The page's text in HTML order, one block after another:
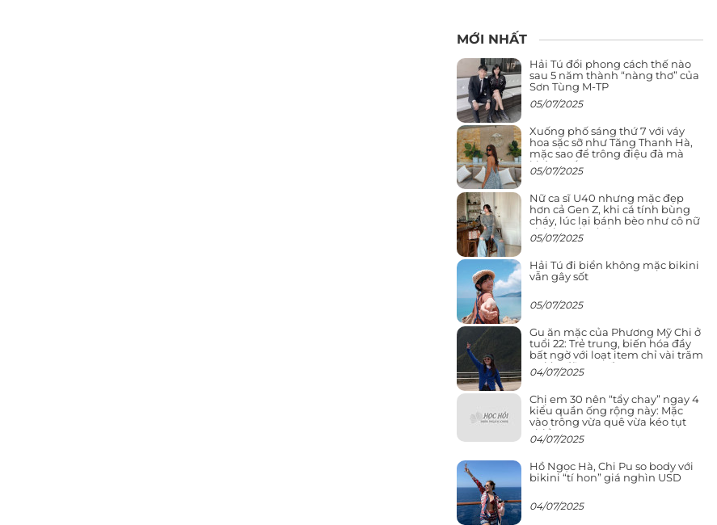
MỚI NHẤT
Hải Tú đổi phong cách thế nào
sau 5 năm thành “nàng thơ” của
Sơn Tùng M-TP
05/07/2025
Xuống phố sáng thứ 7 với váy
hoa sặc sỡ như Tăng Thanh Hà,
mặc sao để trông điệu đà mà
không sến
05/07/2025
Nữ ca sĩ U40 nhưng mặc đẹp
hơn cả Gen Z, khi cá tính bùng
cháy, lúc lại bánh bèo như cô nữ
chính ngôn tình
05/07/2025
Hải Tú đi biển không mặc bikini
vẫn gây sốt
05/07/2025
Gu ăn mặc của Phương Mỹ Chi ở
tuổi 22: Trẻ trung, biến hóa đầy
bất ngờ với loạt item chỉ vài trăm
nghìn đã mua được
04/07/2025
Chị em 30 nên “tẩy chay” ngay 4
kiểu quần ống rộng này: Mặc
vào trông vừa quê vừa kéo tụt
chiều cao
04/07/2025
Hồ Ngọc Hà, Chi Pu so body với
bikini “tí hon” giá nghìn USD
04/07/2025